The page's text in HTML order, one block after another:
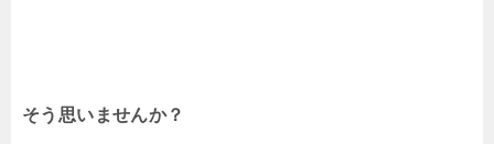
そう思いませんか？